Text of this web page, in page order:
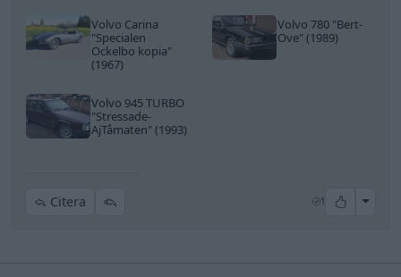
Volvo Carina
"Specialen
Ockelbo kopia"
(1967)
Volvo 780 "Bert-
Ove"(1989)
Volvo 945 TURBO
"Stressade-
AjTåmaten"(1993)
Citera 1 All